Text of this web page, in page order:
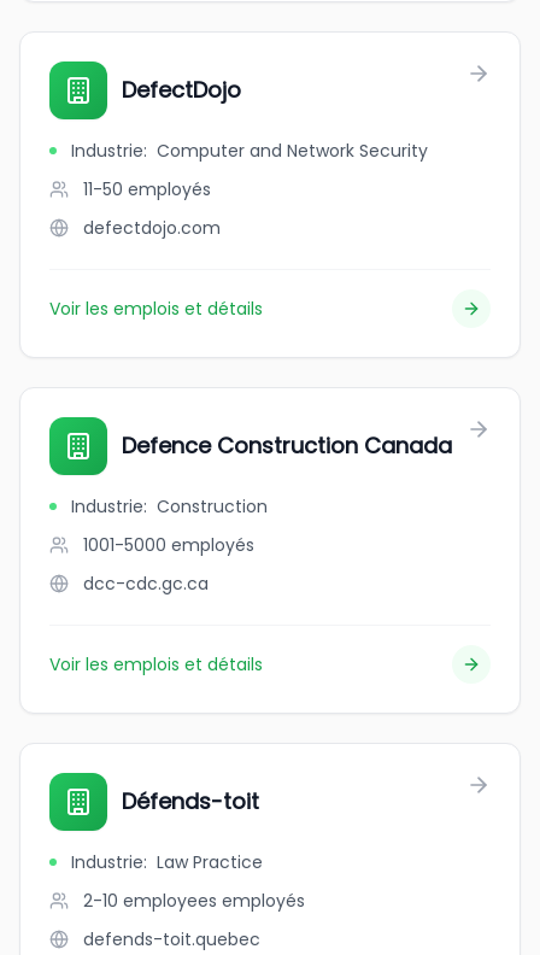
DefectDojo
Industrie: Computer and Network Security
11-50 employés
defectdojo.com
Voir les emplois et détails
Defence Construction Canada
Industrie: Construction
1001-5000 employés
dcc-cdc.gc.ca
Voir les emplois et détails
Défends-toit
Industrie: Law Practice
2-10 employees employés
defends-toit.quebec